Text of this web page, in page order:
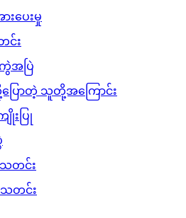
ပေးမှု
င်း
ပြဲ
ြောတဲ့ သူတို့အကြောင်း
းပြု
သတင်း
တင်း